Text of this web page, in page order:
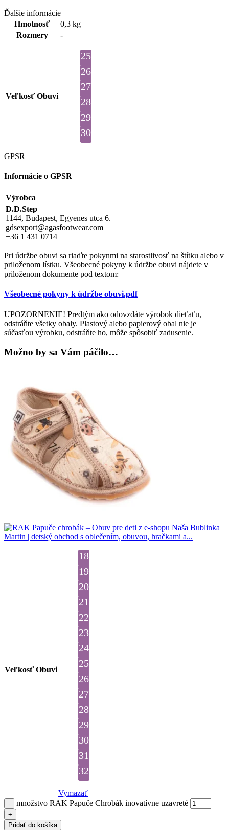
Ďalšie informácie
Hmotnosť
0,3 kg
Rozmery
-
Veľkosť Obuvi
25
26
27
28
29
30
GPSR
Informácie o GPSR
Výrobca
D.D.Step
1144, Budapest, Egyenes utca 6.
gdsexport@agasfootwear.com
+36 1 431 0714
Pri údržbe obuvi sa riaďte pokynmi na starostlivosť na štítku alebo v
priloženom lístku. Všeobecné pokyny k údržbe obuvi nájdete v
priloženom dokumente pod textom:
Všeobecné pokyny k údržbe obuvi.pdf
UPOZORNENIE! Predtým ako odovzdáte výrobok dieťaťu,
odstráňte všetky obaly. Plastový alebo papierový obal nie je
súčasťou výrobku, odstráňte ho, môže spôsobiť zadusenie.
Možno by sa Vám páčilo…
Veľkosť Obuvi
18
19
20
21
22
23
24
25
26
27
28
29
30
31
32
Vymazať
množstvo RAK Papuče Chrobák inovatívne uzavreté
Pridať do košíka